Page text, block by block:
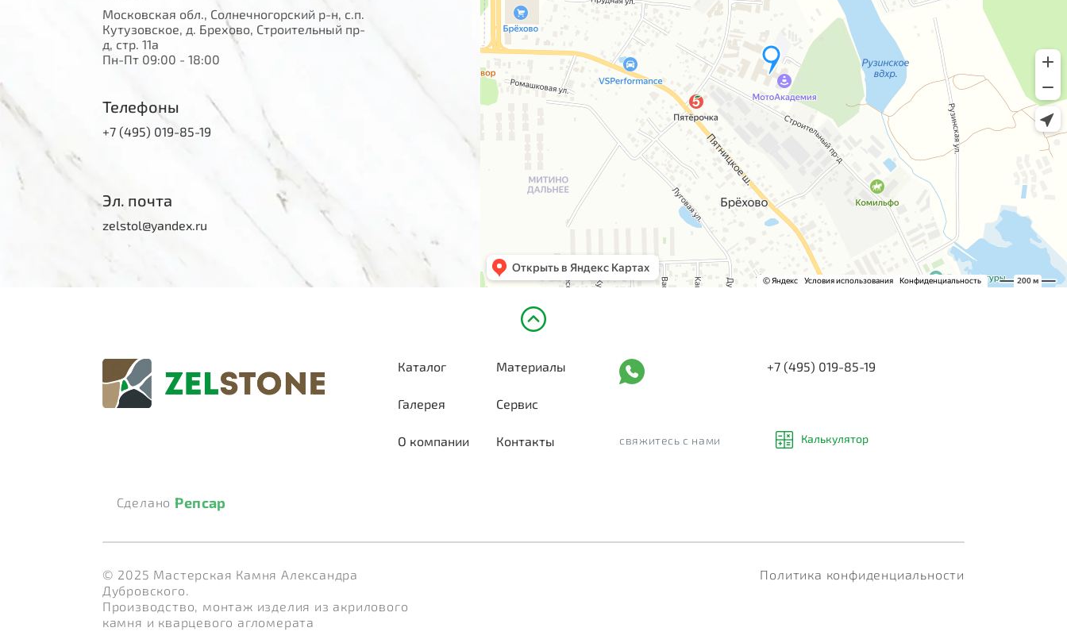
Московская обл., Солнечногорский р-н, с.п.
Кутузовское, д. Брехово, Строительный пр-
д, стр. 11а
Пн-Пт 09:00 - 18:00
Телефоны
+7 (495) 019-85-19
Эл. почта
zelstol@yandex.ru
Каталог Материалы
Галерея Сервис
О компании Контакты
+7 (495) 019-85-19
свяжитесь с нами Калькулятор
Сделано Репсар
© 2025 Мастерская Камня Александра
Дубровского.
Производство, монтаж изделия из акрилового
камня и кварцевого агломерата
Политика конфиденциальности